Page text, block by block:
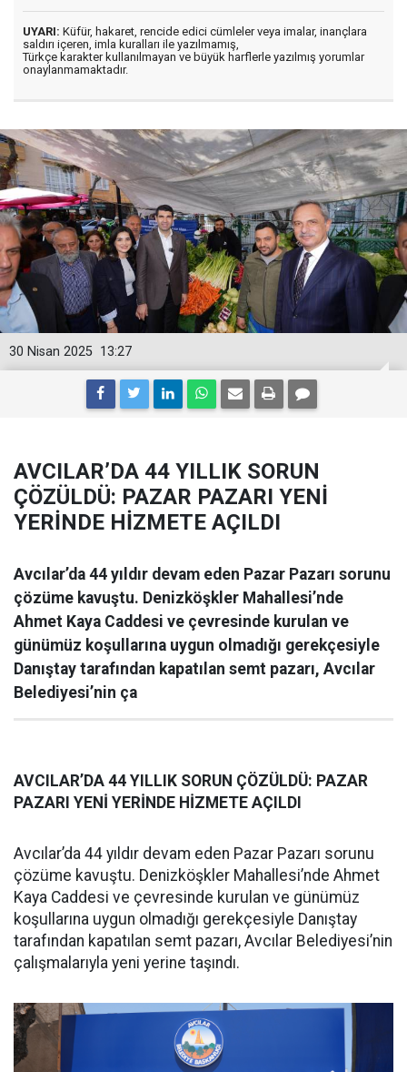
UYARI: Küfür, hakaret, rencide edici cümleler veya imalar, inançlara
saldırı içeren, imla kuralları ile yazılmamış,
Türkçe karakter kullanılmayan ve büyük harflerle yazılmış yorumlar
onaylanmamaktadır.
13:27
30 Nisan 2025
AVCILAR’DA 44 YILLIK SORUN
ÇÖZÜLDÜ: PAZAR PAZARI YENİ
YERİNDE HİZMETE AÇILDI
Avcılar’da 44 yıldır devam eden Pazar Pazarı sorunu
çözüme kavuştu. Denizköşkler Mahallesi’nde
Ahmet Kaya Caddesi ve çevresinde kurulan ve
günümüz koşullarına uygun olmadığı gerekçesiyle
Danıştay tarafından kapatılan semt pazarı, Avcılar
Belediyesi’nin ça
AVCILAR’DA 44 YILLIK SORUN ÇÖZÜLDÜ: PAZAR
PAZARI YENİ YERİNDE HİZMETE AÇILDI
Avcılar’da 44 yıldır devam eden Pazar Pazarı sorunu
çözüme kavuştu. Denizköşkler Mahallesi’nde Ahmet
Kaya Caddesi ve çevresinde kurulan ve günümüz
koşullarına uygun olmadığı gerekçesiyle Danıştay
tarafından kapatılan semt pazarı, Avcılar Belediyesi’nin
çalışmalarıyla yeni yerine taşındı.